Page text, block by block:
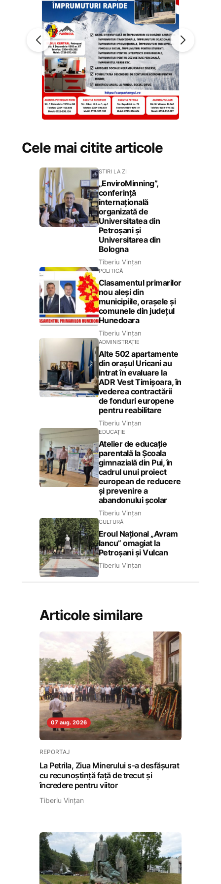
Cele mai citite articole
STIRI LA ZI
„EnviroMinning”,
conferință
internațională
organizată de
Universitatea din
Petroșani și
Universitarea din
Bologna
Tiberiu Vințan
POLITICĂ
Clasamentul primarilor
nou aleși din
municipiile, orașele și
comunele din județul
Hunedoara
Tiberiu Vințan
ADMINISTRAȚIE
Alte 502 apartamente
din orașul Uricani au
intrat în evaluare la
ADR Vest Timișoara, în
vederea contractării
de fonduri europene
pentru reabilitare
Tiberiu Vințan
EDUCAȚIE
Atelier de educație
parentală la Școala
gimnazială din Pui, în
cadrul unui proiect
european de reducere
și prevenire a
abandonului școlar
Tiberiu Vințan
CULTURĂ
Eroul Național „Avram
Iancu” omagiat la
Petroșani și Vulcan
Tiberiu Vințan
Articole similare
07 aug. 2026
REPORTAJ
La Petrila, Ziua Minerului s-a desfășurat
cu recunoștință față de trecut și
încredere pentru viitor
Tiberiu Vințan